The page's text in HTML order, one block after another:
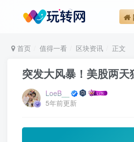
首页 值得一看 区块资讯 正文
突发大风暴！美股两天
LoeB__
5年前更新